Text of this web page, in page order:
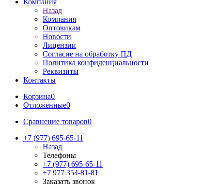
Компания
Назад
Компания
Оптовикам
Новости
Лицензии
Согласие на обработку ПД
Политика конфиденциальности
Реквизиты
Контакты
Корзина0
Отложенные0
Сравнение товаров0
+7 (977) 695-65-11
Назад
Телефоны
+7 (977) 695-65-11
+7 977 354-81-81
Заказать звонок